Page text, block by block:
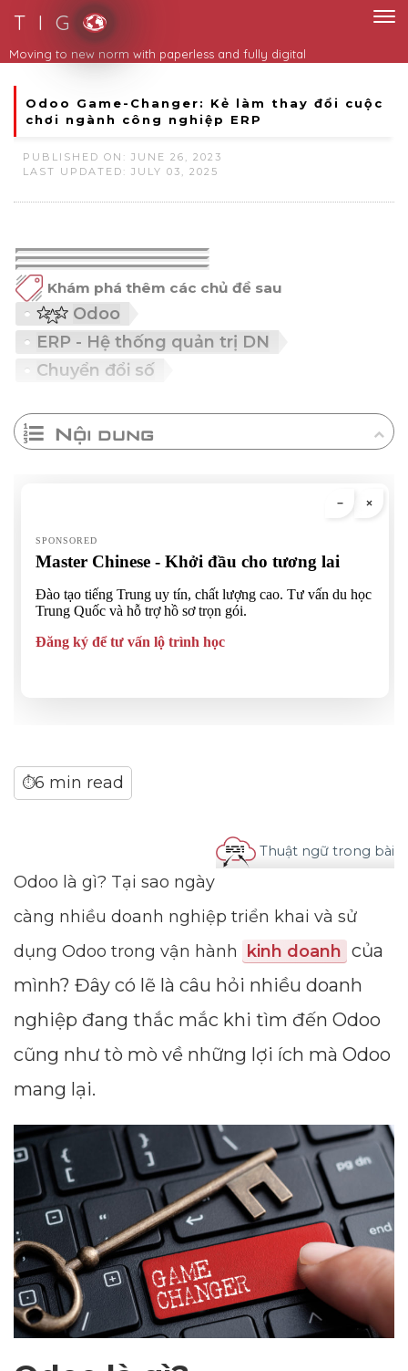
T I G
Odoo Game-Changer: Kẻ làm thay đổi cuộc
chơi ngành công nghiệp ERP
PUBLISHED ON: JUNE 26, 2023
LAST UPDATED: JULY 03, 2025
Khám phá thêm các chủ đề sau
Odoo
ERP - Hệ thống quản trị DN
Chuyển đổi số
Nội dung
⏱6 min read
Thuật ngữ trong bài
Odoo là gì? Tại sao ngày
càng nhiều doanh nghiệp triển khai và sử
dụng Odoo trong vận hành
kinh doanh của
mình? Đây có lẽ là câu hỏi nhiều doanh
nghiệp đang thắc mắc khi tìm đến Odoo
cũng như tò mò về những lợi ích mà Odoo
mang lại.